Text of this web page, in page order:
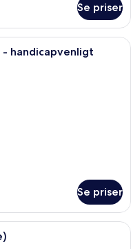
Se priser
sengetøj, dundyner, senge
handicapvenligt
Se priser
med seng,